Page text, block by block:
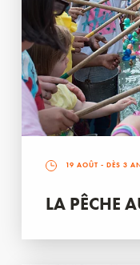
19 AOÛT - DÈS 3
LA PÊCHE